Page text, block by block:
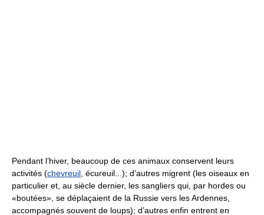
Pendant l’hiver, beaucoup de ces animaux conservent leurs
activités (chevreuil , écureuil...); d’autres migrent (les oiseaux en
particulier et, au siècle dernier, les sangliers qui, par hordes ou
«boutées», se déplaçaient de la Russie vers les Ardennes,
accompagnés souvent de loups); d’autres enfin entrent en